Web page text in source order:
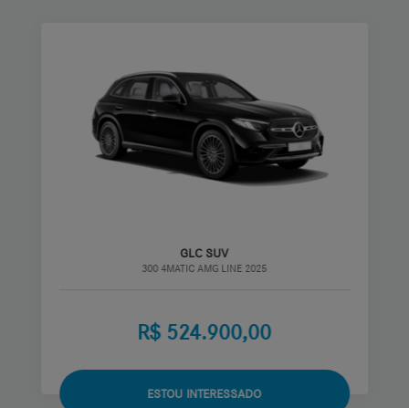
GLC SUV
300 4MATIC AMG LINE 2025
R$ 524.900,00
ESTOU INTERESSADO